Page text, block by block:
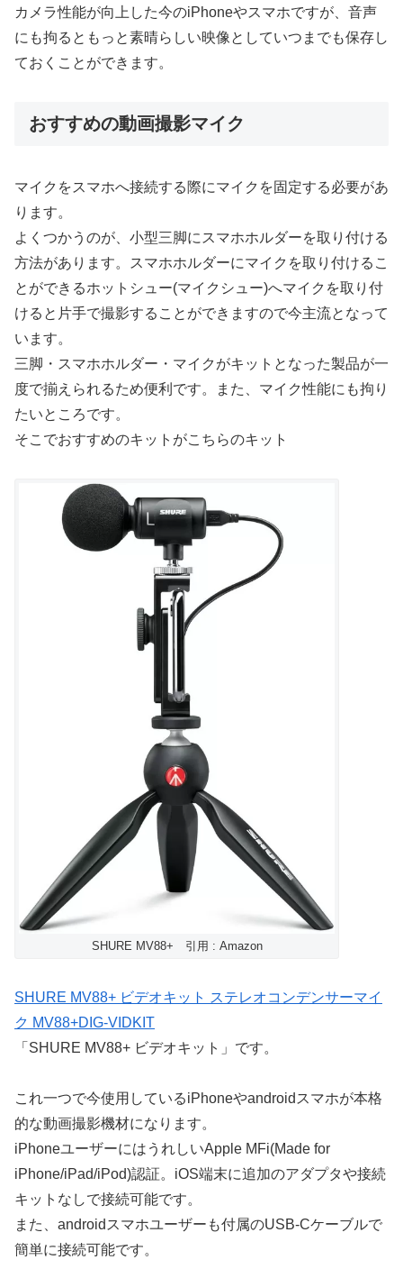
カメラ性能が向上した今のiPhoneやスマホですが、音声
にも拘るともっと素晴らしい映像としていつまでも保存し
ておくことができます。
おすすめの動画撮影マイク
マイクをスマホへ接続する際にマイクを固定する必要があ
ります。
よくつかうのが、小型三脚にスマホホルダーを取り付ける
方法があります。スマホホルダーにマイクを取り付けるこ
とができるホットシュー(マイクシュー)へマイクを取り付
けると片手で撮影することができますので今主流となって
います。
三脚・スマホホルダー・マイクがキットとなった製品が一
度で揃えられるため便利です。また、マイク性能にも拘り
たいところです。
そこでおすすめのキットがこちらのキット
SHURE MV88+ 引用 : Amazon
SHURE MV88+ ビデオキット ステレオコンデンサーマイ
ク MV88+DIG-VIDKIT
「SHURE MV88+ ビデオキット」です。
これ一つで今使用しているiPhoneやandroidスマホが本格
的な動画撮影機材になります。
iPhoneユーザーにはうれしいApple MFi(Made for
iPhone/iPad/iPod)認証。iOS端末に追加のアダプタや接続
キットなしで接続可能です。
また、androidスマホユーザーも付属のUSB-Cケーブルで
簡単に接続可能です。